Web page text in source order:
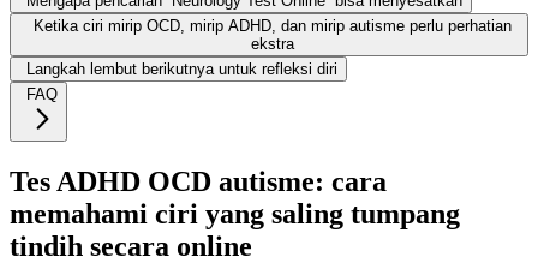
Ketika ciri mirip OCD, mirip ADHD, dan mirip autisme perlu perhatian
ekstra
Langkah lembut berikutnya untuk refleksi diri
FAQ
Tes ADHD OCD autisme: cara
memahami ciri yang saling tumpang
tindih secara online